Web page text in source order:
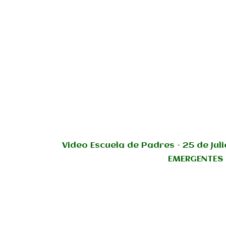
Video Escuela de Padres – 25 de
EMERGENTES